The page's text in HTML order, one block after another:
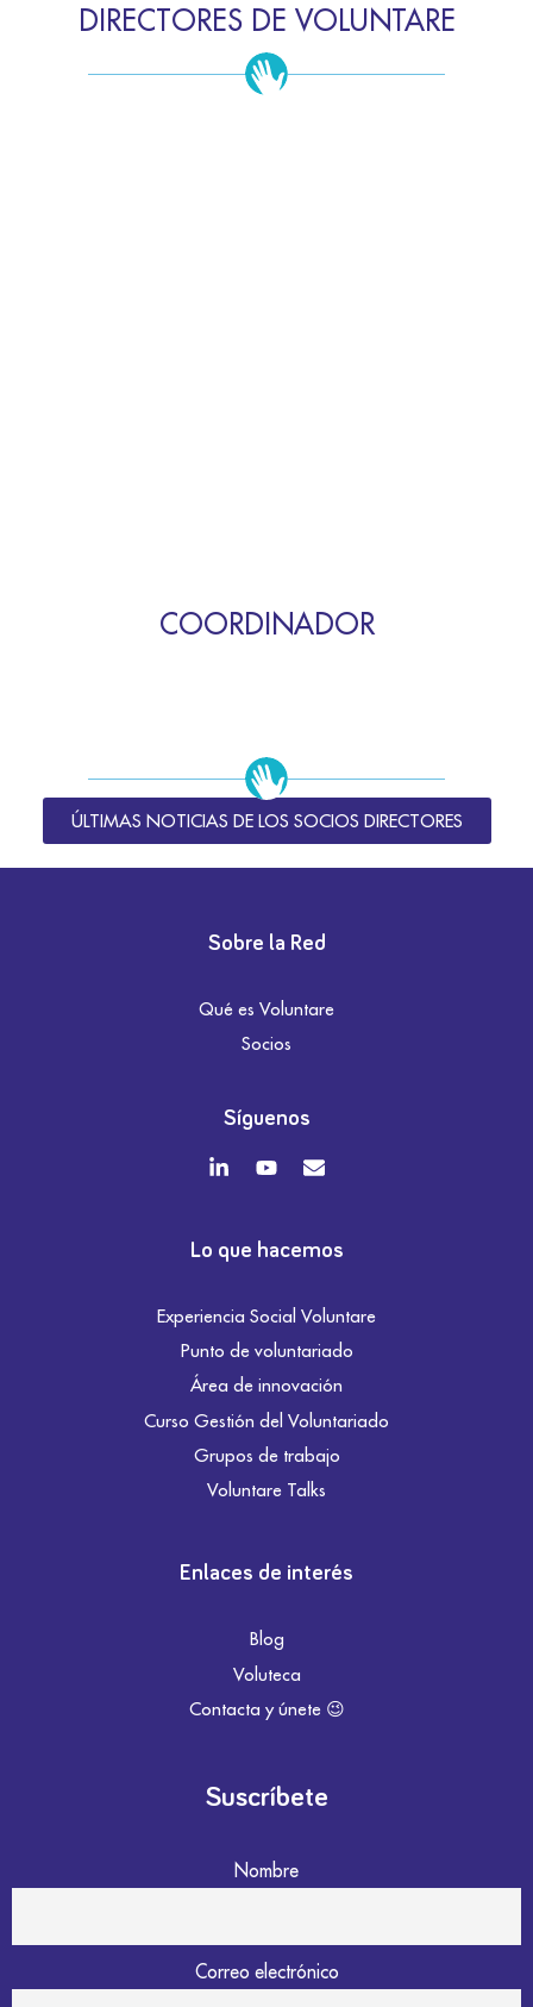
DIRECTORES DE VOLUNTARE
COORDINADOR
ÚLTIMAS NOTICIAS DE LOS SOCIOS DIRECTORES
Sobre la Red
Qué es Voluntare
Socios
Síguenos
Lo que hacemos
Experiencia Social Voluntare
Punto de voluntariado
Área de innovación
Curso Gestión del Voluntariado
Grupos de trabajo
Voluntare Talks
Enlaces de interés
Blog
Voluteca
Contacta y únete 😉
Suscríbete
Nombre
Correo electrónico